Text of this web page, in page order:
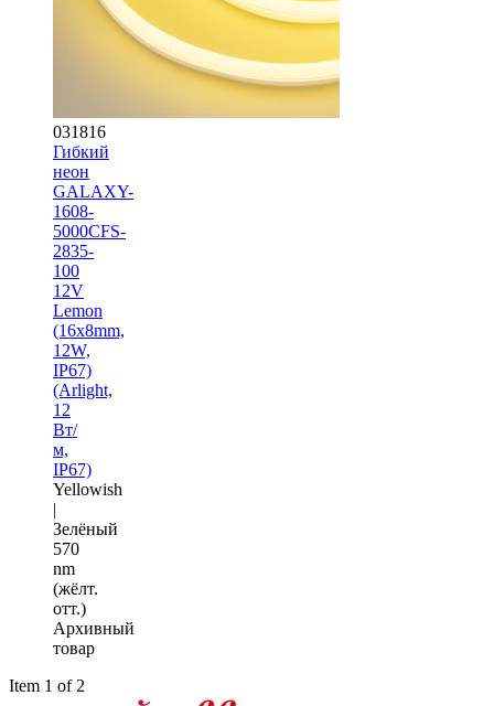
031816
Гибкий
неон
GALAXY-
1608-
5000CFS-
2835-
100
12V
Lemon
(16x8mm,
12W,
IP67)
(Arlight,
12
Вт/
м,
IP67)
Yellowish
|
Зелёный
570
nm
(жёлт.
отт.)
Архивный
товар
Item 1 of 2